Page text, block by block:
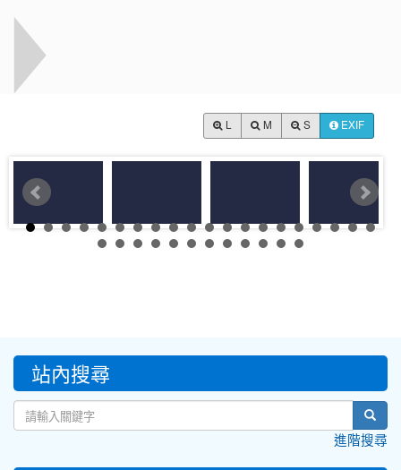
M S EXIF
::: 站內搜尋
進階搜尋